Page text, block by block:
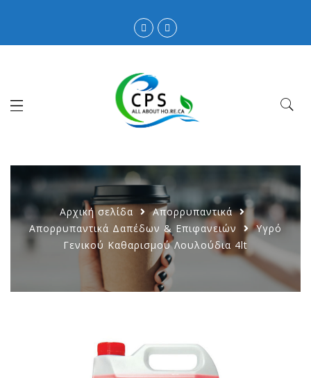
Αρχική σελίδα
Απορρυπαντικά
Απορρυπαντικά Δαπέδων & Επιφανειών
Υγρό
Γενικού Καθαρισμού Λουλούδια 4lt